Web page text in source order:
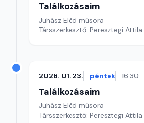
Találkozásaim
Juhász Előd műsora
Társszerkesztő: Peresztegi Attila
2026. 01. 23. péntek 16:30
Találkozásaim
Juhász Előd műsora
Társszerkesztő: Peresztegi Attila